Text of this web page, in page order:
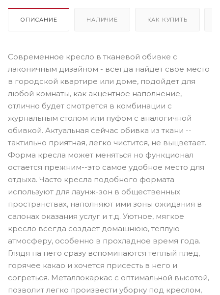
ОПИСАНИЕ НАЛИЧИЕ КАК КУПИТЬ
Современное кресло в тканевой обивке с
лаконичным дизайном - всегда найдет свое место
в городской квартире или доме, подойдет для
любой комнаты, как акцентное наполнение,
отлично будет смотрется в комбинации с
журнальным столом или пуфом с аналогичной
обивкой. Актуальная сейчас обивка из ткани --
тактильно приятная, легко чистится, не выцветает.
Форма кресла может меняться но функционал
остается прежним--это самое удобное место для
отдыха. Часто кресла подобного формата
используют для лаунж-зон в общественных
пространствах, наполняют ими зоны ожидания в
салонах оказания услуг и т.д. Уютное, мягкое
кресло всегда создает домашнюю, теплую
атмосферу, особенно в прохладное время года.
Глядя на него сразу вспоминаются теплый плед,
горячее какао и хочется присесть в него и
согреться. Металлокаркас с оптимальной высотой,
позволит легко произвести уборку под креслом,